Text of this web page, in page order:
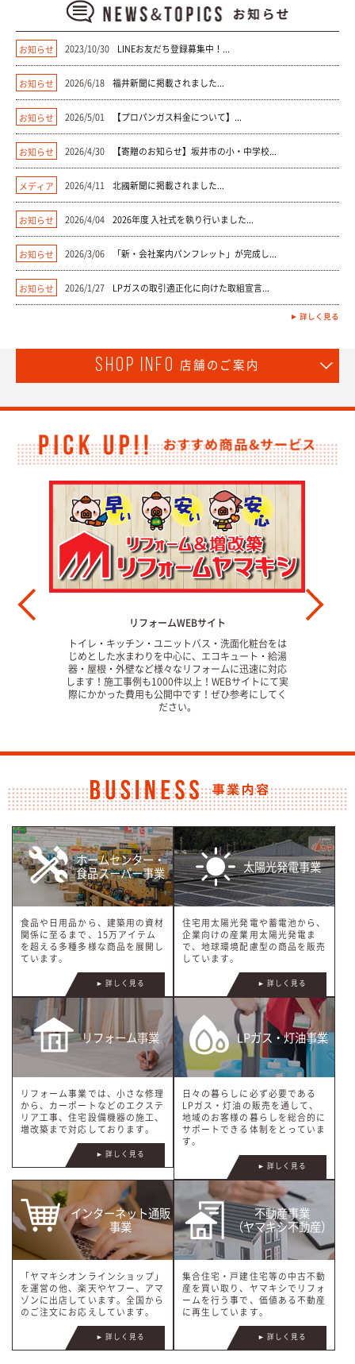
お知らせ 2023/10/30 LINEお友だち登録募集中！...
お知らせ 2026/6/18 福井新聞に掲載されました...
お知らせ 2026/5/01 【プロパンガス料金について】...
お知らせ 2026/4/30 【寄贈のお知らせ】坂井市の小・中学校...
メディア 2026/4/11 北國新聞に掲載されました...
お知らせ 2026/4/04 2026年度 入社式を執り行いました...
お知らせ 2026/3/06 「新・会社案内パンフレット」が完成し...
お知らせ 2026/1/27 LPガスの取引適正化に向けた取組宣言...
► 詳しく見る
shop info 店舗のご案内
リフォームWEBサイト
トイレ・キッチン・ユニットバス・洗面化粧台をは
じめとした水まわりを中心に、エコキュート・給湯
器・屋根・外壁など様々なリフォームに迅速に対応
します！施工事例も1000件以上！WEBサイトにて実
際にかかった費用も公開中です！ぜひ参考にしてく
ださい。
ホームセンター・
食品スーパー事業
食品や日用品から、建築用の資材
関係に至るまで、15万アイテム
を超える多種多様な商品を展開し
ています。
► 詳しく見る
太陽光発電事業
住宅用太陽光発電や蓄電池から、
企業向けの産業用太陽光発電ま
で、地球環境配慮型の商品を販売
しています。
► 詳しく見る
リフォーム事業
リフォーム事業では、小さな修理
から、カーポートなどのエクステ
リア工事、住宅設備機器の施工、
増改築まで対応しております。
► 詳しく見る
LPガス・灯油事業
日々の暮らしに必ず必要である
LPガス・灯油の販売を通して、
地域のお客様の暮らしを総合的に
サポートできる体制をとっていま
す。
► 詳しく見る
インターネット通販
事業
「ヤマキシオンラインショップ」
を運営の他、楽天やヤフー、アマ
ゾンに出店しています。全国から
のご注文にお応えしています。
► 詳しく見る
不動産事業
（ヤマキシ不動産）
集合住宅・戸建住宅等の中古不動
産を買い取り、ヤマキシでリフォ
ームを行う事で、価値ある不動産
に再生しています。
► 詳しく見る